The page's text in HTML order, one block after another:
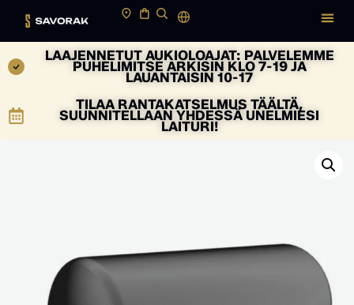
LAAJENNETUT AUKIOLOAJAT: PALVELEMME
PUHELIMITSE ARKISIN KLO 7-19 JA
LAUANTAISIN 10-17
TILAA RANTAKATSELMUS TÄÄLTÄ,
SUUNNITELLAAN YHDESSÄ UNELMIESI
LAITURI!